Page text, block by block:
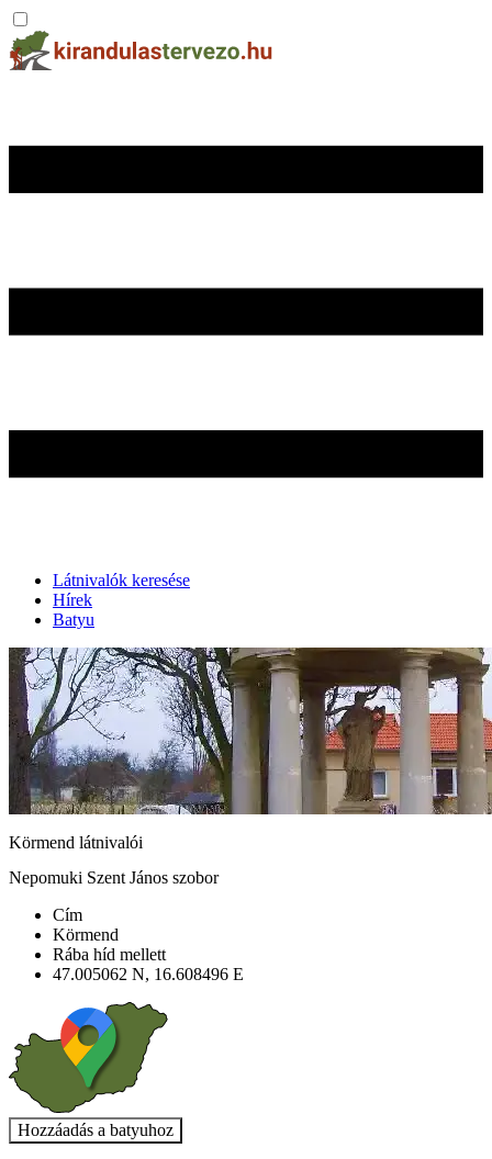
Látnivalók keresése
Hírek
Batyu
Körmend látnivalói
Nepomuki Szent János szobor
Cím
Körmend
Rába híd mellett
47.005062 N, 16.608496 E